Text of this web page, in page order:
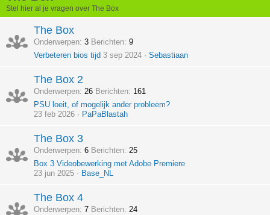
Stel hier al je vragen over The Box
The Box
Onderwerpen 3 Berichten 9
Verbeteren bios tijd 3 sep 2024 Sebastiaan
The Box 2
Onderwerpen 26 Berichten 161
PSU loeit, of mogelijk ander probleem?
23 feb 2026
PaPaBlastah
The Box 3
Onderwerpen 6 Berichten 25
Box 3 Videobewerking met Adobe Premiere
23 jun 2025
Base_NL
The Box 4
Onderwerpen 7 Berichten 24